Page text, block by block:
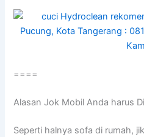
====
Alasan Jok Mobil Andа hаruѕ
Sереrtі halnya sofa dі rumah,